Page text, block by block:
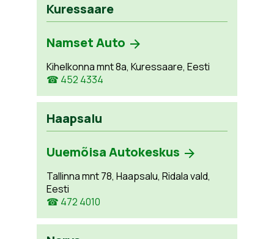
Kuressaare
Namset Auto
Kihelkonna mnt 8a, Kuressaare, Eesti
☎ 452 4334
Haapsalu
Uuemõisa Autokeskus
Tallinna mnt 78, Haapsalu, Ridala vald,
Eesti
☎ 472 4010